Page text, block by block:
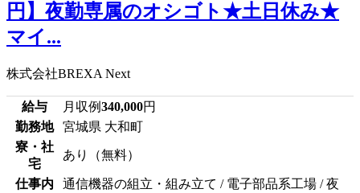
円】夜勤専属のオシゴト★土日休み★
マイ...
株式会社BREXA Next
給与 月収例340,000円
勤務地
宮城県 大和町
寮・社
宅
あり（無料）
仕事内
通信機器の組立・組み立て / 電子部品系工場 / 夜